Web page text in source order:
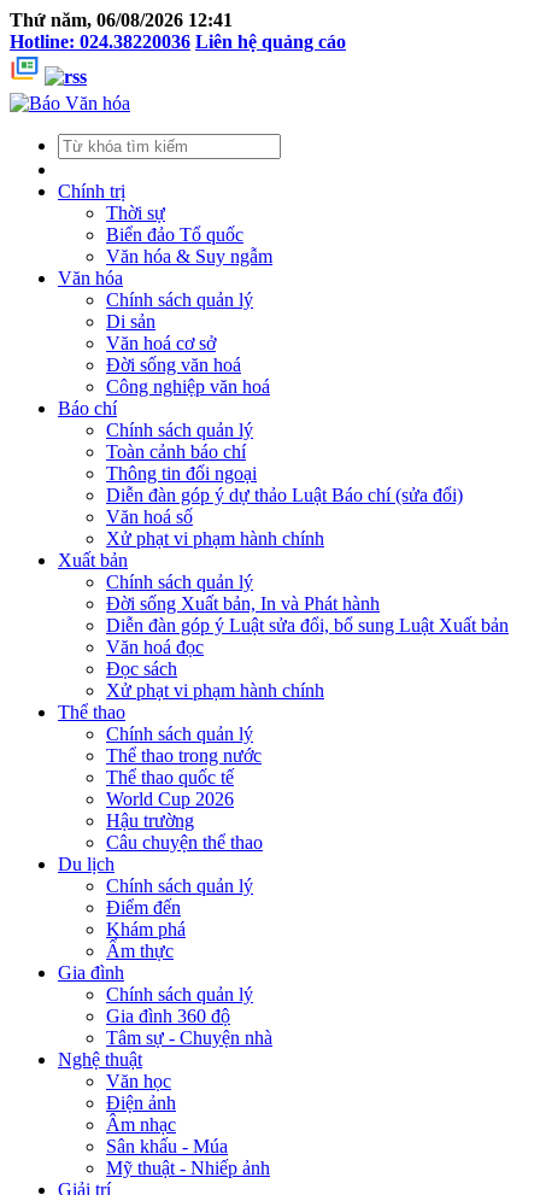
Thứ năm, 06/08/2026 12:41
Hotline: 024.38220036 Liên hệ quảng cáo
Chính trị
Thời sự
Biển đảo Tổ quốc
Văn hóa & Suy ngẫm
Văn hóa
Chính sách quản lý
Di sản
Văn hoá cơ sở
Đời sống văn hoá
Công nghiệp văn hoá
Báo chí
Chính sách quản lý
Toàn cảnh báo chí
Thông tin đối ngoại
Diễn đàn góp ý dự thảo Luật Báo chí (sửa đổi)
Văn hoá số
Xử phạt vi phạm hành chính
Xuất bản
Chính sách quản lý
Đời sống Xuất bản, In và Phát hành
Diễn đàn góp ý Luật sửa đổi, bổ sung Luật Xuất bản
Văn hoá đọc
Đọc sách
Xử phạt vi phạm hành chính
Thể thao
Chính sách quản lý
Thể thao trong nước
Thể thao quốc tế
World Cup 2026
Hậu trường
Câu chuyện thể thao
Du lịch
Chính sách quản lý
Điểm đến
Khám phá
Ẩm thực
Gia đình
Chính sách quản lý
Gia đình 360 độ
Tâm sự - Chuyện nhà
Nghệ thuật
Văn học
Điện ảnh
Âm nhạc
Sân khấu - Múa
Mỹ thuật - Nhiếp ảnh
Giải trí